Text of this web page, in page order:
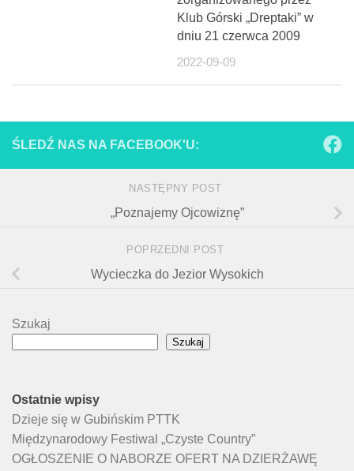
Klub Górski „Dreptaki” w
dniu 21 czerwca 2009
2022-09-09
ŚLEDŹ NAS NA FACEBOOK'U:
NASTĘPNY POST
„Poznajemy Ojcowiznę”
POPRZEDNI POST
Wycieczka do Jezior Wysokich
Szukaj
Szukaj
Ostatnie wpisy
Dzieje się w Gubińskim PTTK
Międzynarodowy Festiwal „Czyste Country”
OGŁOSZENIE O NABORZE OFERT NA DZIERŻAWĘ